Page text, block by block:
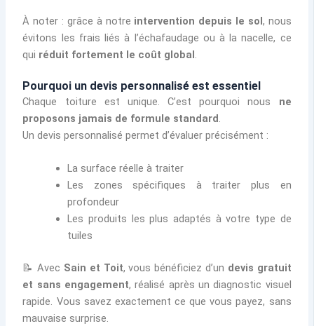
À noter : grâce à notre intervention depuis le sol, nous
évitons les frais liés à l’échafaudage ou à la nacelle, ce
qui réduit fortement le coût global.
Pourquoi un devis personnalisé est essentiel
Chaque toiture est unique. C’est pourquoi nous ne
proposons jamais de formule standard.
Un devis personnalisé permet d’évaluer précisément :
La surface réelle à traiter
Les zones spécifiques à traiter plus en
profondeur
Les produits les plus adaptés à votre type de
tuiles
📝 Avec Sain et Toit, vous bénéficiez d’un devis gratuit
et sans engagement, réalisé après un diagnostic visuel
rapide. Vous savez exactement ce que vous payez, sans
mauvaise surprise.